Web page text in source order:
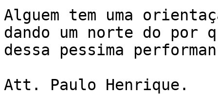
Alguem tem uma
dando um norte do por
dessa pessima
Att. Paulo Henrique.